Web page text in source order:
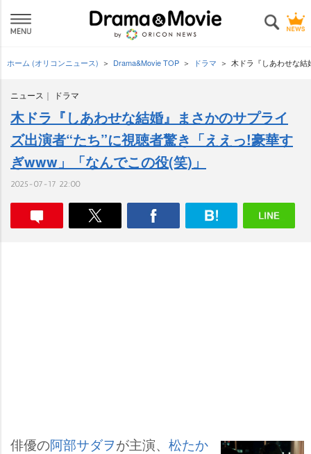
ホーム (オリコンニュース) Drama&Movie TOP ドラマ 木ドラ『しあわせな
ニュース ドラマ
木ドラ『しあわせな結婚』まさかのサプライ
ズ出演者“たち”に視聴者驚き「ええっ!豪華す
ぎwww」「なんでこの役(笑)」
2025-07-17 22:00
俳優の阿部サダヲが主演、 松たか